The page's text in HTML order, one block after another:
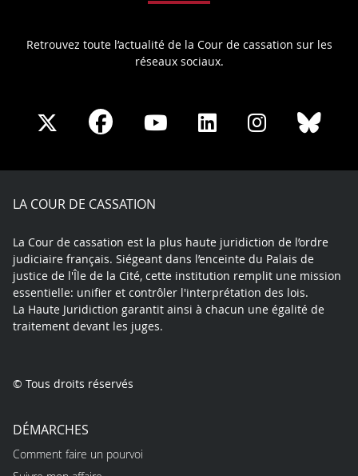
Retrouvez toute l’actualité de la Cour de cassation sur les
réseaux sociaux.
Share
X
Share
Facebook
Share
Youtube
Share
LinkedIn
Share
Instagram
LA COUR DE CASSATION
La Cour de cassation est la plus haute juridiction de l’ordre
judiciaire français. Siégeant dans l’enceinte du Palais de
justice de l'Île de la Cité, cette institution remplit une mission
essentielle: unifier et contrôler l'interprétation des lois.
La Haute Juridiction garantit ainsi à chacun une égalité de
traitement devant les juges.
© Tous droits réservés
DÉMARCHES
Comment faire un pourvoi